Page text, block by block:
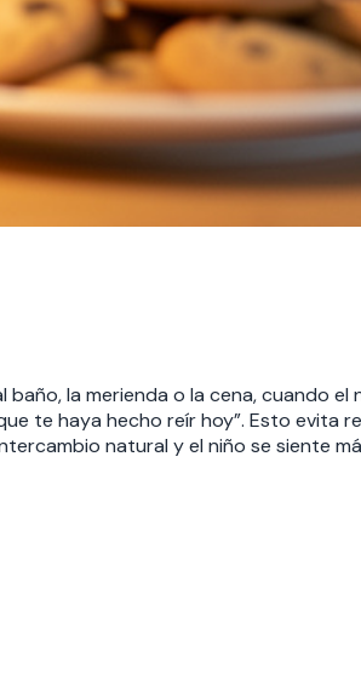
la merienda o la cena, cuando el
te haya hecho reír hoy”. Esto evita
natural y el niño se siente